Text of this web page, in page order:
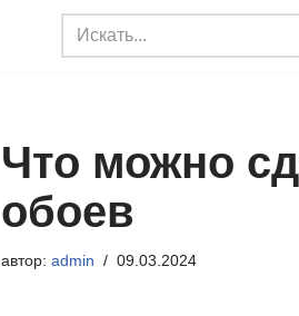
Что можно
обоев
автор: admin 09.03.2024